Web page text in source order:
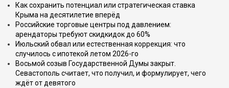
Как сохранить потенциал или стратегическая ставка
Крыма на десятилетие вперёд
Российские торговые центры под давлением:
арендаторы требуют скидкидок до 60%
Июльский обвал или естественная коррекция: что
случилось с ипотекой летом 2026-го
Восьмой созыв Государственной Думы закрыт.
Севастополь считает, что получил, и формулирует, чего
ждёт от девятого